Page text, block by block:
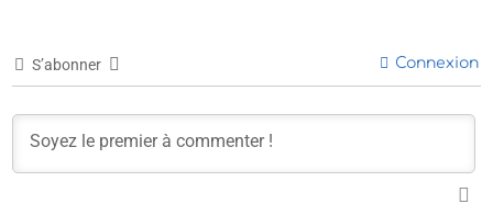
S’abonner Connexion